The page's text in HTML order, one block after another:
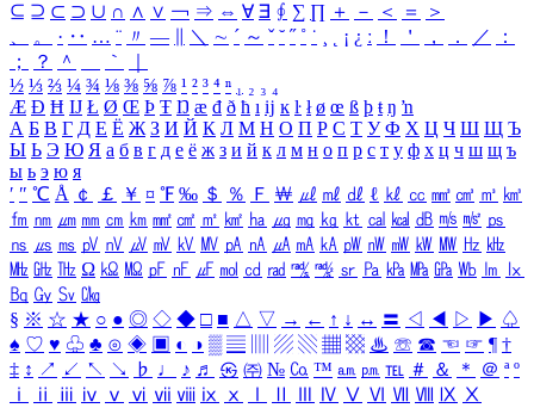
⊆ ⊇ ⊂ ⊃ ∪ ∩ ∧ ∨ ￢ ⇒ ⇔ ∀ ∃ ∮ ∑ ∏ ＋ － ＜ ＝
＞
、
。 · ‥ … ¨ 〃 ― ＼ ∼ ´ ～ ˇ ˘ ˝ ˚ ˙ ¸ ¡ ¿ ː ！ ＇ ， ． ／
：
；
？ ＾ ｀
½ ⅓ ⅔ ¼ ¾ ⅛ ⅜ ⅝ ⅞ ¹ ² ³ ⁴ ⁿ ₁ ₂ ₃ ₄
Æ Ð Ħ Ĳ Ł Ø Œ Þ Ŧ Ŋ æ đ ð ħ ı ĳ ĸ ŀ ł ø œ ß þ ŧ ŋ ŉ
А Б В Г Д Е Ё Ж З И Й К Л М Н О П Р С Т У Ф Х Ц Ч Ш Щ Ъ
Ы Ь Э Ю Я а б в г д е ё ж з и й к л м н о п р с т у ф х ц ч ш щ ъ
ы ь э ю я
′ ″ ℃ Å ￠ ￡ ￥ ¤ ℉ ‰ ＄ ％ Ｆ ￦ ㎕ ㎖ ㎗ ℓ ㎘ ㏄ ㎣ ㎤ ㎥ ㎦
㎙ ㎚ ㎛ ㎜ ㎝ ㎞ ㎟ ㎠ ㎡ ㎢ ㏊ ㎍ ㎎ ㎏ ㏏ ㎈ ㎉ ㏈ ㎧ ㎨ ㎰
㎱ ㎲ ㎳ ㎴ ㎵ ㎶ ㎷ ㎸ ㎹ ㎀ ㎁ ㎂ ㎃ ㎄ ㎺ ㎻ ㎽ ㎾ ㎿ ㎐ ㎑
㎒ ㎓ ㎔ Ω ㏀ ㏁ ㎊ ㎋ ㎌ ㏖ ㏅ ㎭ ㎮ ㎯ ㏛ ㎩ ㎪ ㎫ ㎬ ㏝ ㏐
㏓
㏃ ㏉ ㏜ ㏆
§ ※ ☆ ★ ○ ● ◎ ◇ ◆ □ ■ △ ▽ → ← ↑ ↓ ↔ 〓 ◁ ◀ ▷ ▶ ♤
♠ ♡ ♥ ♧ ♣ ⊙ ◈ ▣ ◐ ◑ ▒ ▤ ▨ ▧ ▦ ▩ ♨ ☏ ☎ ☜ ☞ ¶ †
‡ ↕ ↗ ↙ ↖ ↘ ♭ ♩ ♪ ♬ ㉿ ㈜ № ㏇ ™ ㏂ ㏘ ℡ ＃ ＆ ＊ ＠ ª º
ⅰ
ⅱ ⅲ ⅳ ⅴ ⅵ ⅶ ⅷ ⅸ ⅹ Ⅳ Ⅴ Ⅵ Ⅶ Ⅷ Ⅸ Ⅹ